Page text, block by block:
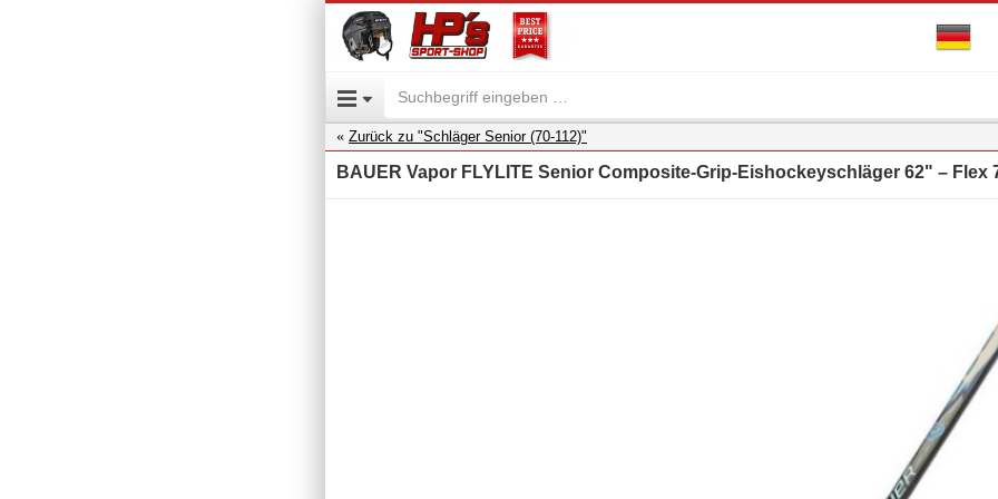
Zurück zu "Schläger Senior (70-112)"
BAUER Vapor FLYLITE Senior Composite-Grip-Eishockeyschläger 62" – Flex